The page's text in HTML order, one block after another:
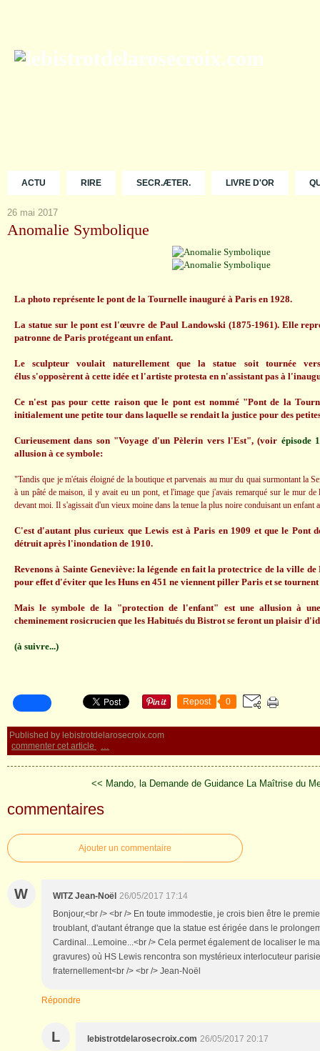
ACTU RIRE SECR.ÆTER. LIVRE D'OR
26 mai 2017
Anomalie Symbolique
La photo représente le pont de la Tournelle inauguré à Paris en 1928.
La statue sur le pont est l'œuvre de Paul Landowski (1875-1961). Elle
patronne de Paris protégeant un enfant.
Le sculpteur voulait naturellement que la statue soit tournée
élus s'opposèrent à cette idée et l'artiste protesta en n'assistant pas à
Ce n'est pas pour cette raison que le pont est nommé "Pont de la
initialement une petite tour dans laquelle se rendait la justice pour des
Curieusement dans son "Voyage d'un Pèlerin vers l'Est", (voir épisode
allusion à ce symbole:
"Tandis que je m'étais éloigné de la boutique et parvenais au mur du quai surmontant la
à un pâté de maison, il y avait eu un pont, et l'image que j'avais remarqué sur le mur
devant moi. Il s'agissait d'un vieux moine dans la tenue la plus noire conduisant un enfant
C'est d'autant plus curieux que Lewis est à Paris en 1909 et que le Pont
détruit après l'inondation de 1910.
Revenons à Sainte Geneviève: la légende en fait la protectrice de la ville
pour effet d'éviter que les Huns en 451 ne viennent piller Paris et se
Mais le symbole de la "protection de l'enfant" est une allusion à
cheminement rosicrucien que les Habitués du Bistrot se feront un plaisir
(à suivre...)
Repost 0
Published by lebistrotdelarosecroix.com
commenter cet article
…
<< Mando, la Demande de Guidance La Maîtrise du
commentaires
Ajouter un commentaire
W WITZ Jean-Noël 26/05/2017 17:14
Bonjour,<br /> <br /> En toute immodestie, je crois bien être le
troublant, d'autant étrange que la statue est érigée dans le
Cardinal...Lemoine...<br /> Cela permet également de localiser le
gravures) où HS Lewis rencontra son mystérieux interlocuteur
fraternellement<br /> <br /> Jean-Noël
Répondre
L lebistrotdelarosecroix.com 26/05/2017 20:17